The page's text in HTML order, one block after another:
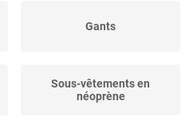
Gants
Sous-vêtements en
néoprène